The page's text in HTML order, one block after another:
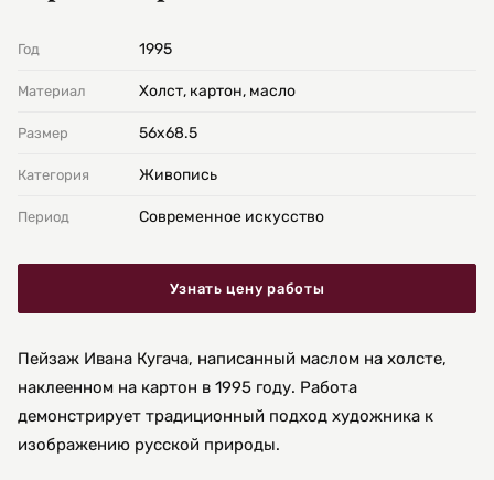
Год 1995
Материал Холст, картон, масло
Размер 56х68.5
Категория Живопись
Период Современное искусство
Узнать цену работы
Пейзаж Ивана Кугача, написанный маслом на холсте,
наклеенном на картон в 1995 году. Работа
демонстрирует традиционный подход художника к
изображению русской природы.